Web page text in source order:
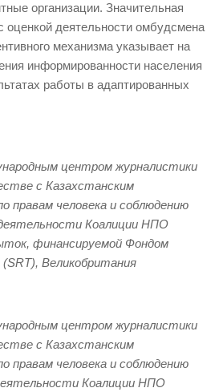
организации. Значительная
оценкой деятельности омбудсмена
механизма указывает на
информированности населения
работы в адаптированных
центром журналистики
с Казахстанским
правам человека и соблюдению
Коалиции НПО
финансируемой Фондом
Великобритания
центром журналистики
с Казахстанским
правам человека и соблюдению
Коалиции НПО